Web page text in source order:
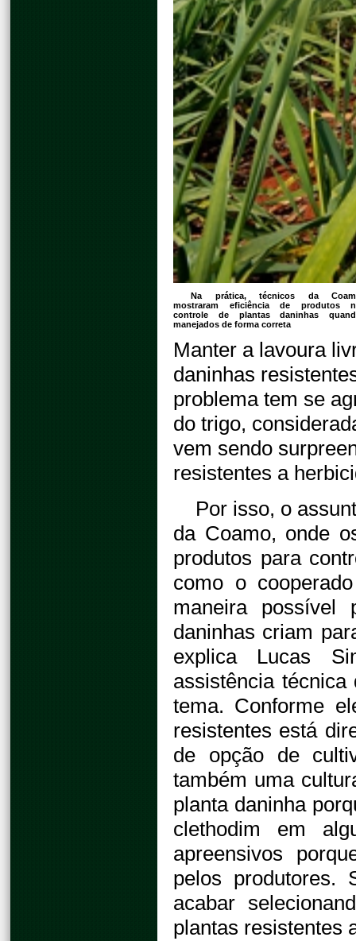
Na prática, técnicos da
mostraram eficiência de produtos
controle de plantas daninhas
manejados de forma correta
Manter a lavoura
daninhas
problema tem se
do trigo,
vem sendo
resistentes a
Por isso, o
da Coamo, onde
produtos para
como o
maneira possível
daninhas criam
explica Lucas
assistência
tema. Conforme
resistentes está
de opção de
também uma
planta daninha
clethodim em
apreensivos
pelos produtores.
acabar
plantas resistentes